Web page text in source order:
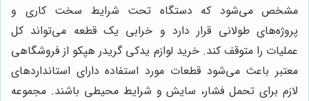
مشخص می‌شود که دستگاه تحت شرایط سخت کاری و
پروژه‌های طولانی قرار دارد و خرابی یک قطعه می‌تواند کل
عملیات را متوقف کند. خرید لوازم يدكى گريدر هپكو از فروشگاهی
معتبر باعث می‌شود قطعات مورد استفاده دارای استانداردهای
لازم برای تحمل فشار، سایش و شرایط محیطی باشند. مجموعه